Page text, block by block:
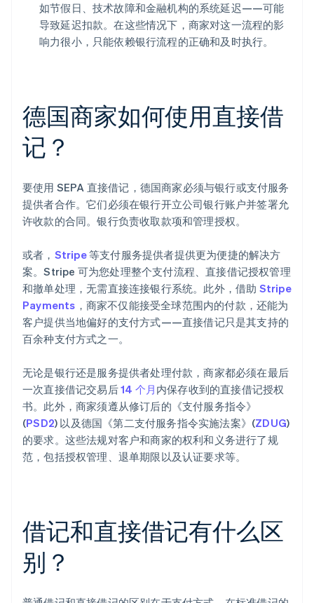
如节假日、技术故障和金融机构的系统延迟——可能
导致延迟扣款。在这些情况下，商家对这一流程的影
响力很小，只能依赖银行流程的正确和及时执行。
德国商家如何使用直接借
记？
要使用 SEPA 直接借记，德国商家必须与银行或支付服务
提供者合作。它们必须在银行开立公司银行账户并签署允
许收款的合同。银行负责收取款项和管理授权。
或者， Stripe等支付服务提供者提供更为便捷的解决方
案。Stripe 可为您处理整个支付流程、直接借记授权管理
和撤单处理，无需直接连接银行系统。此外，借助 Stripe
Payments ，商家不仅能接受全球范围内的付款，还能为
客户提供当地偏好的支付方式——直接借记只是其支持的
百余种支付方式之一。
无论是银行还是服务提供者处理付款，商家都必须在最后
一次直接借记交易后14 个月 内保存收到的直接借记授权
书。此外，商家须遵从修订后的《支付服务指令》
(PSD2) 以及德国《第二支付服务指令实施法案》(ZDUG)
的要求。这些法规对客户和商家的权利和义务进行了规
范，包括授权管理、退单期限以及认证要求等。
借记和直接借记有什么区
别？
阿联酋
English